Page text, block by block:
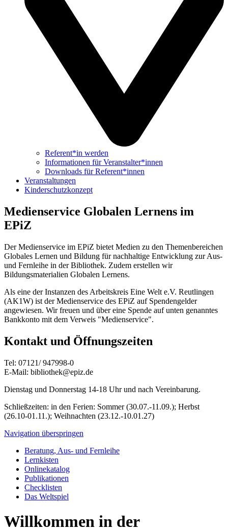
Referent*in werden
Informationen für Veranstalter*innen
Downloads für Referent*innen
Veranstaltungen
Kinderschutzkonzept
Medienservice Globalen Lernens im
EPiZ
Der Medienservice im EPiZ bietet Medien zu den Themenbereichen
Globales Lernen und Bildung für nachhaltige Entwicklung zur Aus-
und Fernleihe in der Bibliothek. Zudem erstellen wir
Bildungsmaterialien Globalen Lernens.
Als eine der Instanzen des Arbeitskreis Eine Welt e.V. Reutlingen
(AK1W) ist der Medienservice des EPiZ auf Spendengelder
angewiesen. Wir freuen und über eine Spende auf unten genanntes
Bankkonto mit dem Verweis "Medienservice".
Kontakt und Öffnungszeiten
Tel: 07121/ 947998-0
E-Mail: bibliothek@epiz.de
Dienstag und Donnerstag 14-18 Uhr und nach Vereinbarung.
Schließzeiten: in den Ferien: Sommer (30.07.-11.09.); Herbst
(26.10-01.11.); Weihnachten (23.12.-10.01.27)
Navigation überspringen
Beratung, Aus- und Fernleihe
Lernkisten
Onlinekatalog
Publikationen
Checklisten
Das Weltspiel
Willkommen in der